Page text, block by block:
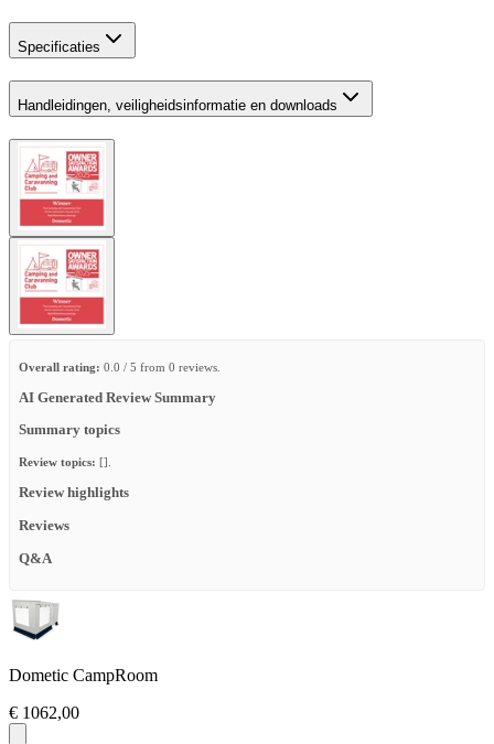
Specificaties
Handleidingen, veiligheidsinformatie en downloads
Overall rating: 0.0 / 5 from 0 reviews.
AI Generated Review Summary
Summary topics
Review topics: [].
Review highlights
Reviews
Q&A
Dometic CampRoom
€ 1062,00